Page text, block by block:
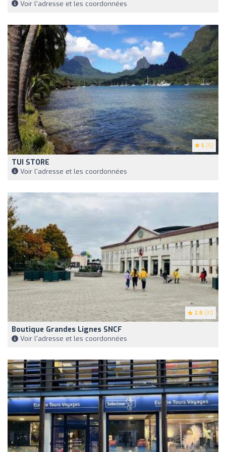
Voir l'adresse et les coordonnées
5 (5)
TUI STORE
Voir l'adresse et les coordonnées
2.8 (31)
Boutique Grandes Lignes SNCF
Voir l'adresse et les coordonnées